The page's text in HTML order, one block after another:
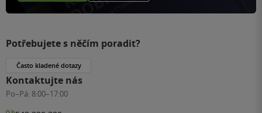
Potřebujete s něčím poradit?
Často kladené dotazy
Kontaktujte nás
Po–Pá: 8:00–17:00